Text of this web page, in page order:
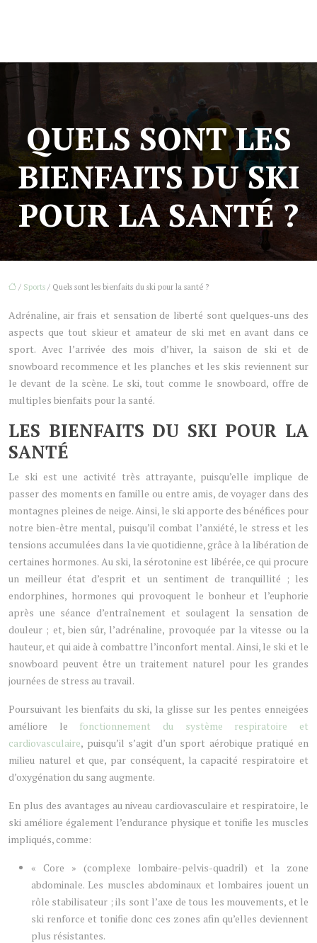
QUELS SONT LES
BIENFAITS DU SKI
POUR LA SANTÉ ?
/ Sports / Quels sont les bienfaits du ski pour la santé ?
Adrénaline, air frais et sensation de liberté sont quelques-uns des
aspects que tout skieur et amateur de ski met en avant dans ce
sport. Avec l’arrivée des mois d’hiver, la saison de ski et de
snowboard recommence et les planches et les skis reviennent sur
le devant de la scène. Le ski, tout comme le snowboard, offre de
multiples bienfaits pour la santé.
LES BIENFAITS DU SKI POUR LA
SANTÉ
Le ski est une activité très attrayante, puisqu’elle implique de
passer des moments en famille ou entre amis, de voyager dans des
montagnes pleines de neige. Ainsi, le ski apporte des bénéfices pour
notre bien-être mental, puisqu’il combat l’anxiété, le stress et les
tensions accumulées dans la vie quotidienne, grâce à la libération de
certaines hormones. Au ski, la sérotonine est libérée, ce qui procure
un meilleur état d’esprit et un sentiment de tranquillité ; les
endorphines, hormones qui provoquent le bonheur et l’euphorie
après une séance d’entraînement et soulagent la sensation de
douleur ; et, bien sûr, l’adrénaline, provoquée par la vitesse ou la
hauteur, et qui aide à combattre l’inconfort mental. Ainsi, le ski et le
snowboard peuvent être un traitement naturel pour les grandes
journées de stress au travail.
Poursuivant les bienfaits du ski, la glisse sur les pentes enneigées
améliore le fonctionnement du système respiratoire et
cardiovasculaire, puisqu’il s’agit d’un sport aérobique pratiqué en
milieu naturel et que, par conséquent, la capacité respiratoire et
d’oxygénation du sang augmente.
En plus des avantages au niveau cardiovasculaire et respiratoire, le
ski améliore également l’endurance physique et tonifie les muscles
impliqués, comme:
« Core » (complexe lombaire-pelvis-quadril) et la zone
abdominale. Les muscles abdominaux et lombaires jouent un
rôle stabilisateur ; ils sont l’axe de tous les mouvements, et le
ski renforce et tonifie donc ces zones afin qu’elles deviennent
plus résistantes.